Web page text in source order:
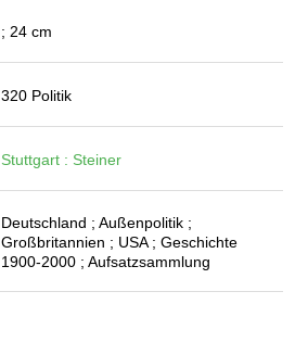
; 24 cm
320 Politik
Stuttgart : Steiner
Deutschland ; Außenpolitik ;
Großbritannien ; USA ; Geschichte
1900-2000 ; Aufsatzsammlung